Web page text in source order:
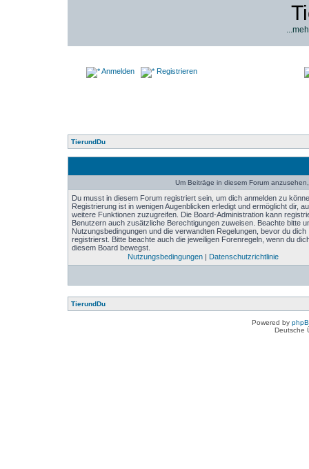
Anmelden Registrieren
TierundDu
Um Beiträge in diesem Forum
Du musst in diesem Forum registriert sein, um dich anmelden zu
Registrierung ist in wenigen Augenblicken erledigt und ermöglicht dir,
weitere Funktionen zuzugreifen. Die Board-Administration kann
Benutzern auch zusätzliche Berechtigungen zuweisen. Beachte bitte
Nutzungsbedingungen und die verwandten Regelungen, bevor du dich
registrierst. Bitte beachte auch die jeweiligen Forenregeln, wenn du
diesem Board bewegst.
Nutzungsbedingungen| Datenschutzrichtlinie
TierundDu
Powered by
Deutsche